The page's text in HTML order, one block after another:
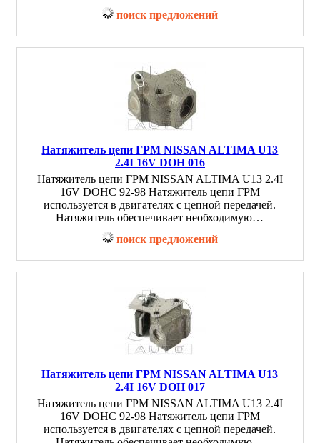
поиск предложений
Натяжитель цепи ГРМ NISSAN ALTIMA U13
2.4I 16V DOH 016
Натяжитель цепи ГРМ NISSAN ALTIMA U13 2.4I
16V DOHC 92-98 Натяжитель цепи ГРМ
используется в двигателях с цепной передачей.
Натяжитель обеспечивает необходимую…
поиск предложений
Натяжитель цепи ГРМ NISSAN ALTIMA U13
2.4I 16V DOH 017
Натяжитель цепи ГРМ NISSAN ALTIMA U13 2.4I
16V DOHC 92-98 Натяжитель цепи ГРМ
используется в двигателях с цепной передачей.